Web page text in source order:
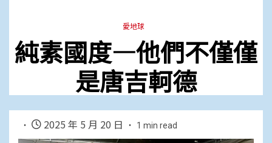
愛地球
純素國度—他們不僅僅
是唐吉軻德
2025 年 5 月 20 日 1 min read